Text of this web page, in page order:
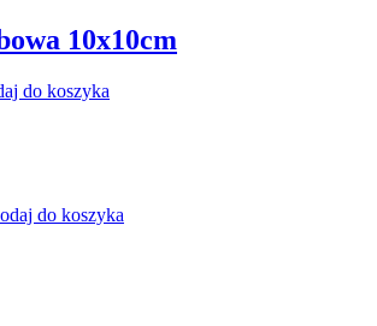
4
860,00 zł
14
10x10cm
do koszyka
do koszyka